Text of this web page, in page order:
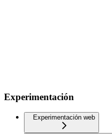
Experimentación
Experimentación web